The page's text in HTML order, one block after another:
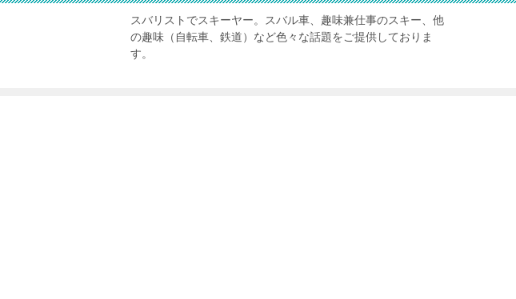
スバリストでスキーヤー。スバル車、趣味兼仕事のスキー、他
の趣味（自転車、鉄道）など色々な話題をご提供しておりま
す。